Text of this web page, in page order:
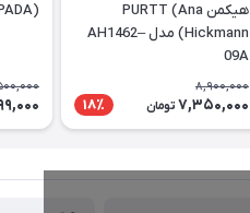
هیکمن PURTT (Ana
Hickmann) مدل AH1462–
09A
8,900,000
7,350,000 تومان 18٪
(DESPADA) مدل DSC 5077